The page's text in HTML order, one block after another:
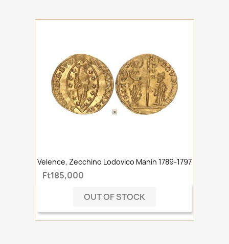
Velence, Zecchino Lodovico Manin 1789-1797
Ft185,000
OUT OF STOCK